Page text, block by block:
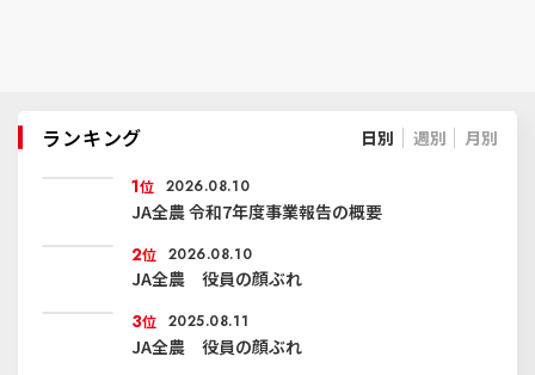
ランキング 日別 週別 月別
1位 2026.08.10
JA全農 令和7年度事業報告の概要
2位 2026.08.10
JA全農 役員の顔ぶれ
3位 2025.08.11
JA全農 役員の顔ぶれ